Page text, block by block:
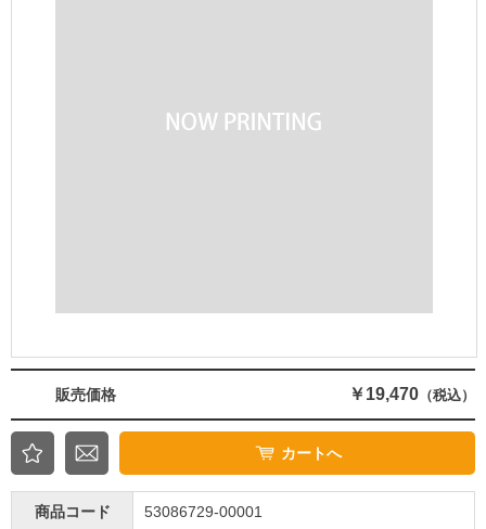
販売価格 ￥19,470 （税込）
カートへ
商品コード 53086729-00001